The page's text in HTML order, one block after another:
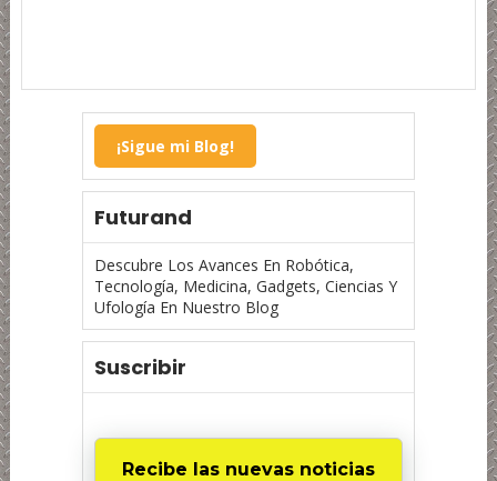
¡Sigue mi Blog!
Futurand
Descubre Los Avances En Robótica,
Tecnología, Medicina, Gadgets, Ciencias Y
Ufología En Nuestro Blog
Suscribir
Recibe las nuevas noticias